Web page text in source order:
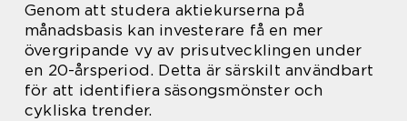
Genom att studera aktiekurserna på
månadsbasis kan investerare få en mer
övergripande vy av prisutvecklingen under
en 20-årsperiod. Detta är särskilt användbart
för att identifiera säsongsmönster och
cykliska trender.